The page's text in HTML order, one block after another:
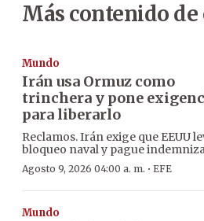
Más contenido de
Mundo
Irán usa Ormuz como
trinchera y pone
para liberarlo
Reclamos. Irán exige que EEUU
bloqueo naval y pague
Agosto 9, 2026 04:00 a. m. · EFE
Mundo